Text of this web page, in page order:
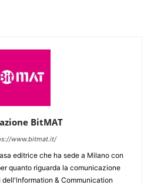
BitMAT
www.bitmat.it/
editrice che ha sede a Milano con
quanto riguarda la comunicazione
& Communication